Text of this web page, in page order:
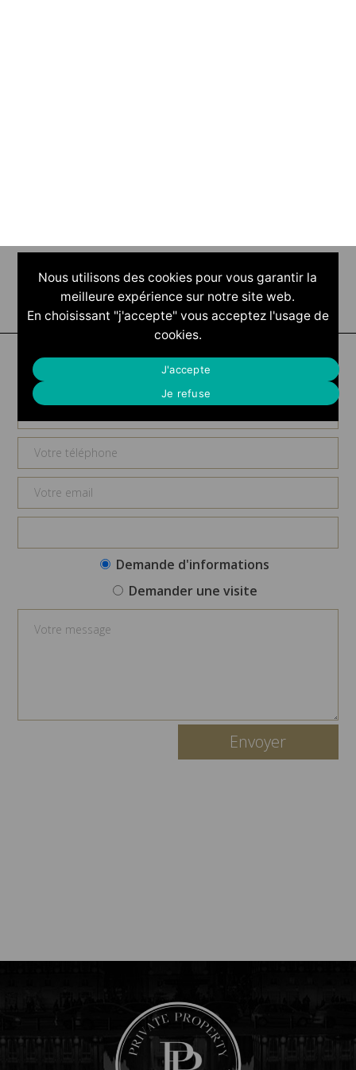
Demande d'informations
Demande d'informations
Demander une visite
Nous utilisons des cookies pour vous garantir la
meilleure expérience sur notre site web.
En choisissant "j'accepte" vous acceptez l'usage de
cookies.
J'accepte
Je refuse